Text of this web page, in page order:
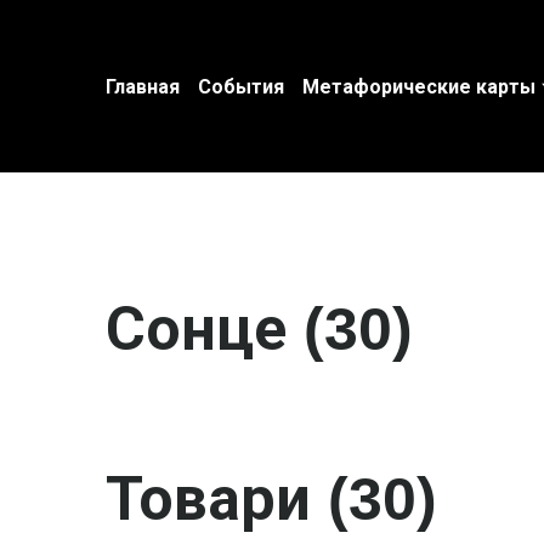
Главная События Метафорические карты
Сонце (30)
Товари (30)